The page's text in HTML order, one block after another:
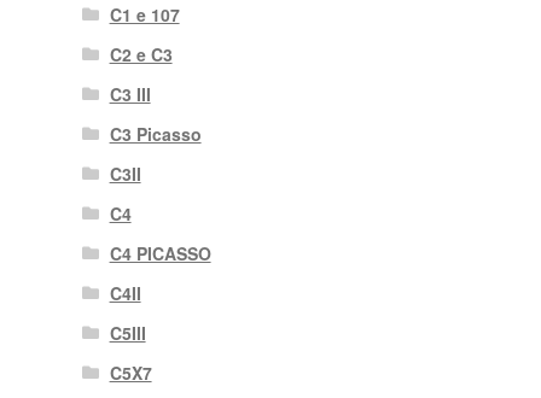
C1 e 107
C2 e C3
C3 III
C3 Picasso
C3II
C4
C4 PICASSO
C4II
C5III
C5X7